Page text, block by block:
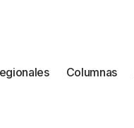
Columnas